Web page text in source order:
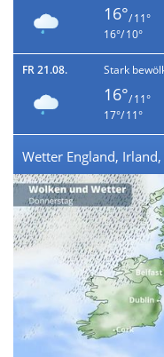
16°/ 11°
16°/ 10°
FR 21.08. Stark
16°/ 11°
17°/ 11°
Wetter England,